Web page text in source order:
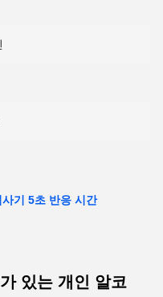
기 5초 반응 시간
있는 개인 알코